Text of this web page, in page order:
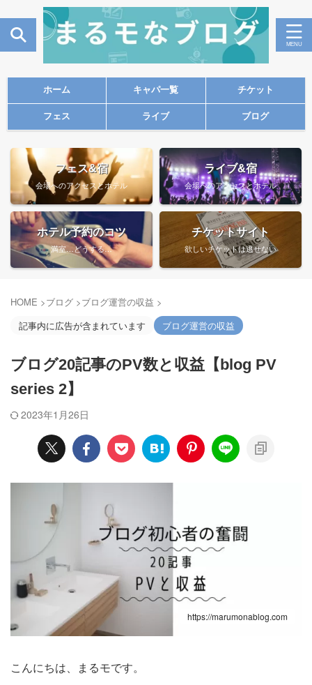
ホーム キャパ一覧 チケット
フェス ライブ ブログ
フェス&宿
会場へのアクセスとホテル
ライブ&宿
会場へのアクセスとホテル
ホテル予約のコツ
満室…どうする…
チケットサイト
欲しいチケットは逃せない
HOME >ブログ >ブログ運営の収益 >
記事内に広告が含まれています
ブログ運営の収益
ブログ20記事のPV数と収益【blog PV
series 2】
2023年1月26日
https://marumonablog.com
こんにちは、まるモです。